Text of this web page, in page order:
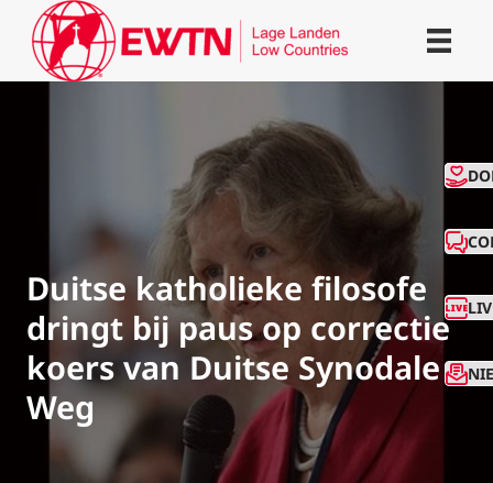
Duitse katholieke filosofe
dringt bij paus op correctie
koers van Duitse Synodale
Weg